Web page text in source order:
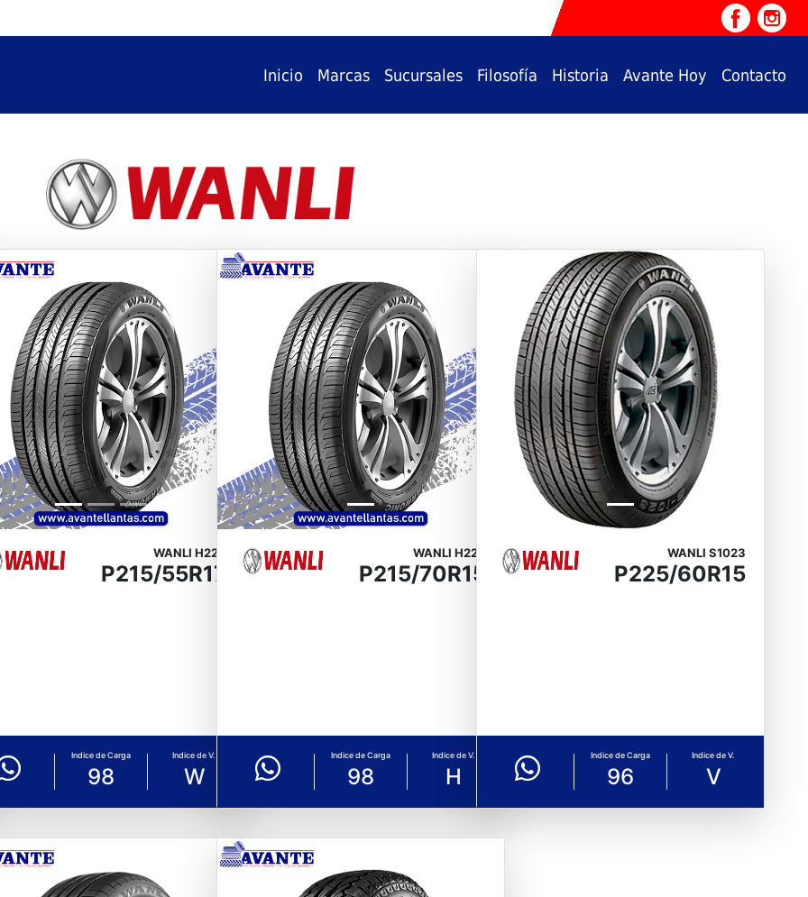
Inicio Marcas Sucursales Filosofía Historia Avante Hoy Contacto
WANLI H220
P215/55R17
Indice de Carga
98
Indice de V.
W
Previous
WANLI H220
P215/70R15
Indice de Carga
98
Indice de V.
H
Previous
WANLI S1023
P225/60R15
Indice de Carga
96
Indice de V.
V